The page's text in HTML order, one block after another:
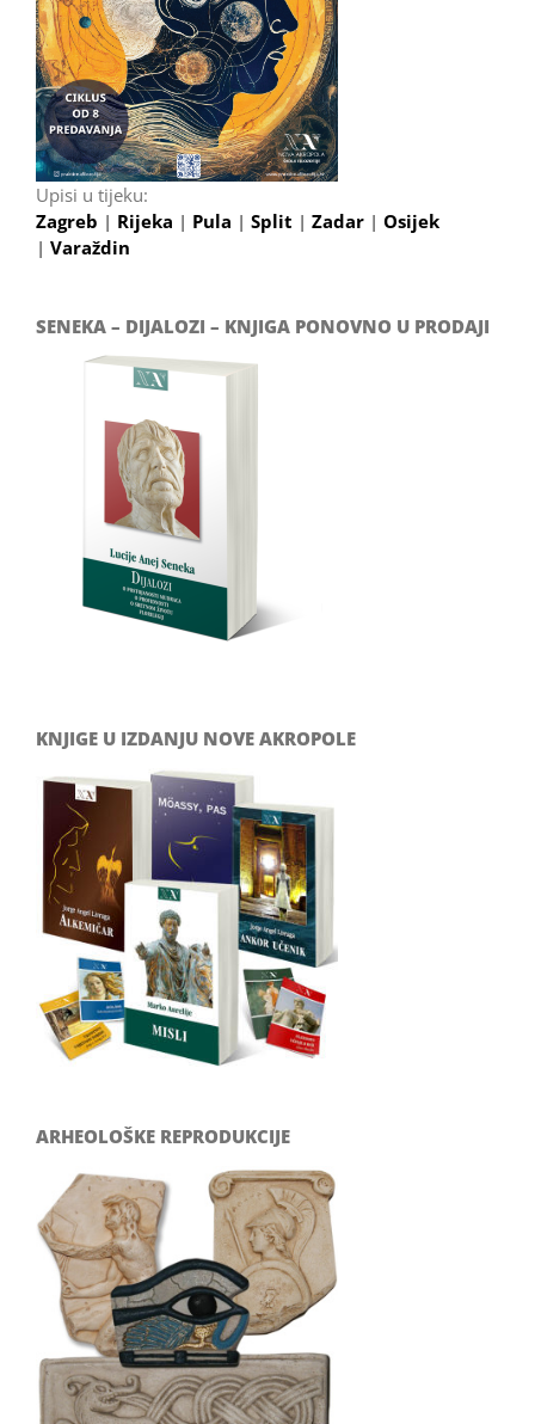
Upisi u tijeku:
Zagreb | Rijeka | Pula | Split | Zadar | Osijek
| Varaždin
SENEKA – DIJALOZI – KNJIGA PONOVNO U PRODAJI
KNJIGE U IZDANJU NOVE AKROPOLE
ARHEOLOŠKE REPRODUKCIJE